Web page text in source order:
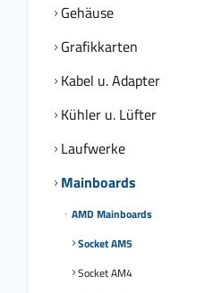
Gehäuse
Grafikkarten
Kabel u. Adapter
Kühler u. Lüfter
Laufwerke
Mainboards
AMD Mainboards
Socket AM5
Socket AM4